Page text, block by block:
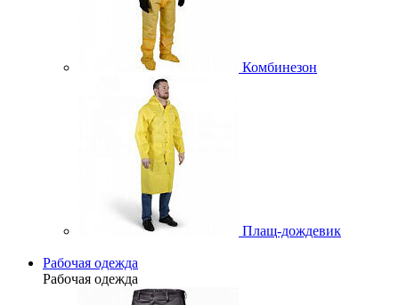
Комбинезон
Плащ-дождевик
Рабочая одежда
Рабочая одежда